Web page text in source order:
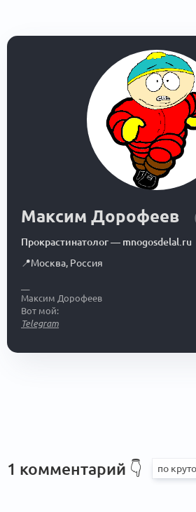
Максим Дорофеев
Прокрастинатолог— mnogosdelal.ru
📍Москва, Россия
Максим Дорофеев
Вот мой:
Telegram
1 комментарий 👇